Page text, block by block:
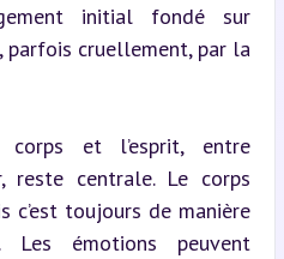
initial fondé sur
parfois cruellement, par la
corps et l’esprit, entre
reste centrale. Le corps
c’est toujours de manière
Les émotions peuvent